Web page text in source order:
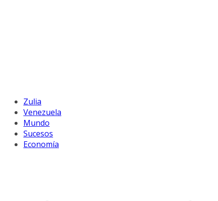
Zulia
Venezuela
Mundo
Sucesos
Economía